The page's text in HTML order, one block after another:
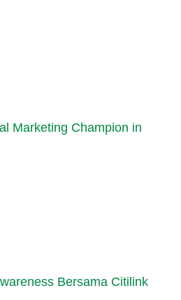
Marketing Champion in
Bersama Citilink